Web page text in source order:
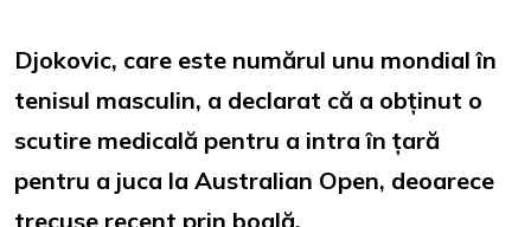
Djokovic, care este numărul unu mondial în
tenisul masculin, a declarat că a obținut o
scutire medicală pentru a intra în țară
pentru a juca la Australian Open, deoarece
trecuse recent prin boală.